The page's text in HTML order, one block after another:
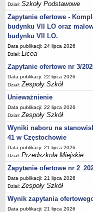
Kontrole
PONOWNE
Sprawozdania
Deklaracja dostępności
OŚWIADCZENIA MAJĄTKOWE
PONOWNE WYKORZYSTYWANIE
UDOSTĘPNIANIE INFORMACJI
OCHRONA DANYCH
Dział:Szkoły Podstawowe
Zapytanie ofertowe -
budynku VII LO oraz
budynku VII LO.
Data publikacji: 24 lipca 2026
Dział:Licea
Zapytanie ofertowe nr 3/
Data publikacji: 22 lipca 2026
Dział:Zespoły Szkół
Unieważnienie
Data publikacji: 22 lipca 2026
Dział:Zespoły Szkół
Wyniki naboru na
41 w Częstochowie
Data publikacji: 21 lipca 2026
Dział:Przedszkola Miejskie
Zapytanie ofertowe nr
Data publikacji: 21 lipca 2026
Dział:Zespoły Szkół
Wynik zapytania
Data publikacji: 21 lipca 2026